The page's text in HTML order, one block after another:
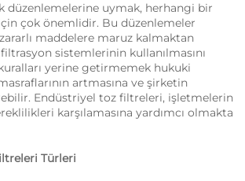
düzenlemelerine uymak, herhangi bir
çok önemlidir. Bu düzenlemeler
maddelere maruz kalmaktan
sistemlerinin kullanılmasını
yerine getirmemek hukuki
artmasına ve şirketin
Endüstriyel toz filtreleri, işletmelerin
karşılamasına yardımcı olmakta
Türleri